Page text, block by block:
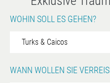
WOHIN SOLL ES GEHEN?
WANN WOLLEN SIE